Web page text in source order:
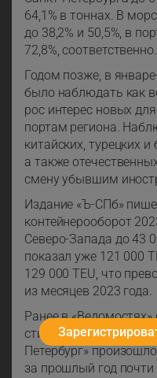
64,1% в тоннах. В
до 38,2% и 50,5%, в
72,8%, соответственно.
Годом позже, в
было наблюдать как
рос интерес новых
портам региона.
китайских, турецких
а также
смену убывшим
Издание «Ъ-СПб»
контейнерооборот
Северо-Запада до 43
показал уже 121 000
129 000 TEU, что
из месяцев 2023 года.
Ранее в
стивидорной
Петербург»
за прошлый год почти